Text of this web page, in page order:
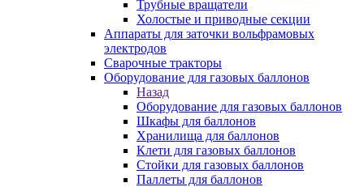
Трубные вращатели
Холостые и приводные секции
Аппараты для заточки вольфрамовых
электродов
Сварочные тракторы
Оборудование для газовых баллонов
Назад
Оборудование для газовых баллонов
Шкафы для баллонов
Хранилища для баллонов
Клети для газовых баллонов
Стойки для газовых баллонов
Паллеты для баллонов